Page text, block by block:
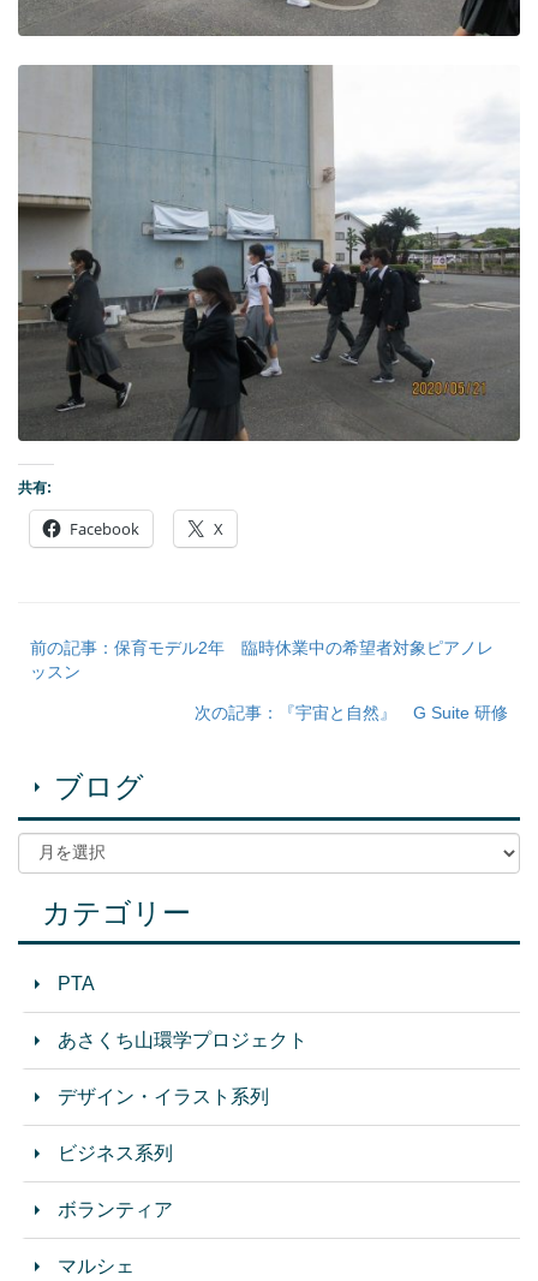
共有:
Facebook X
前の記事：保育モデル2年 臨時休業中の希望者対象ピアノレ
ッスン
次の記事：『宇宙と自然』 G Suite 研修
ブログ
カテゴリー
PTA
あさくち山環学プロジェクト
デザイン・イラスト系列
ビジネス系列
ボランティア
マルシェ